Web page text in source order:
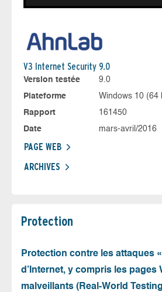
V3 Internet Security 9.0
Version testée
9.0
Plateforme
Windows 10 (64
Rapport
161450
Date
mars-avril/2016
PAGE WEB
ARCHIVES
Protection
Protection contre les attaques
d’Internet, y compris les pages
malveillants (Real-World